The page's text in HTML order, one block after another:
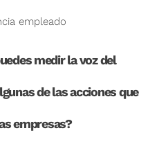
empleado
medir la voz del
de las acciones que
empresas?